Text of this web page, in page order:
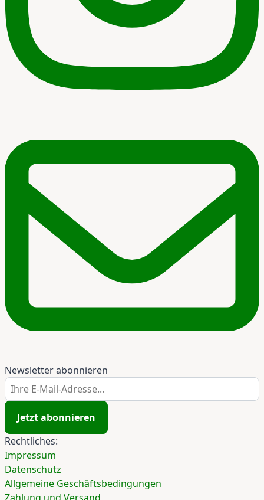
Newsletter abonnieren
Ihre E-Mail-Adresse...
Jetzt abonnieren
Rechtliches:
Impressum
Datenschutz
Allgemeine Geschäftsbedingungen